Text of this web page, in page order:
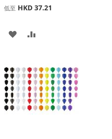
低至 HKD 37.21
添
到
收
藏
並
比
較